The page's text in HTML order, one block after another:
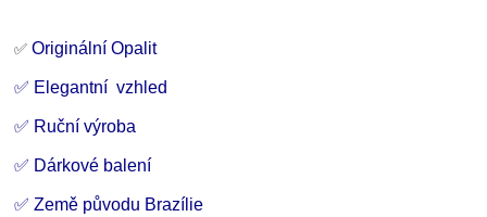
✅Originální Opalit
✅ Elegantní vzhled
✅ Ruční výroba
✅ Dárkové balení
✅ Země původu Brazílie